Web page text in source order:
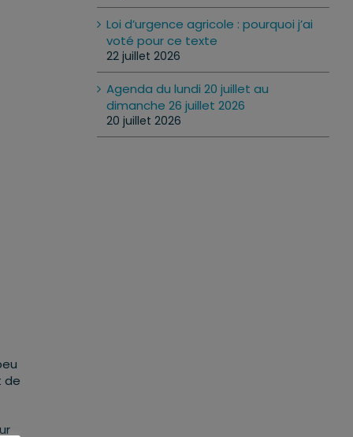
de
Loi d’urgence agricole : pourquoi j’ai
voté pour ce texte
22 juillet 2026
Agenda du lundi 20 juillet au
dimanche 26 juillet 2026
20 juillet 2026